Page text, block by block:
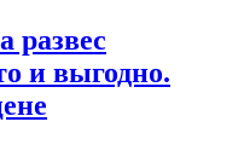
развес
и выгодно.